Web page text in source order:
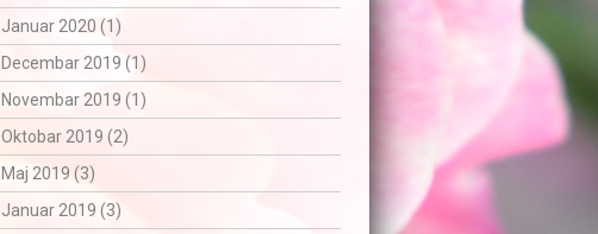
Januar 2020 (1)
Decembar 2019 (1)
Novembar 2019 (1)
Oktobar 2019 (2)
Maj 2019 (3)
Januar 2019 (3)